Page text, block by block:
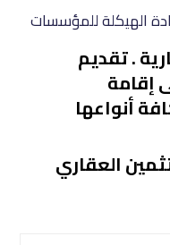
الهيكلة للمؤسسات
. تقديم
إقامة
أنواعها
العقاري